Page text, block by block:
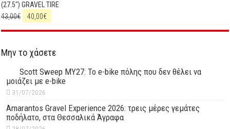
(27.5") GRAVEL TIRE
43,00€ 40,00€
Μην το χάσετε
Scott Sweep MY27: Το e-bike πόλης που δεν θέλει να
μοιάζει με e-bike
31/07/2026
Amarantos Gravel Experience 2026: τρεις μέρες γεμάτες
ποδήλατο, στα Θεσσαλικά Άγραφα